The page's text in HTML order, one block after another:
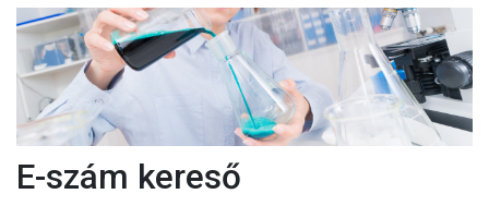
E-szám kereső